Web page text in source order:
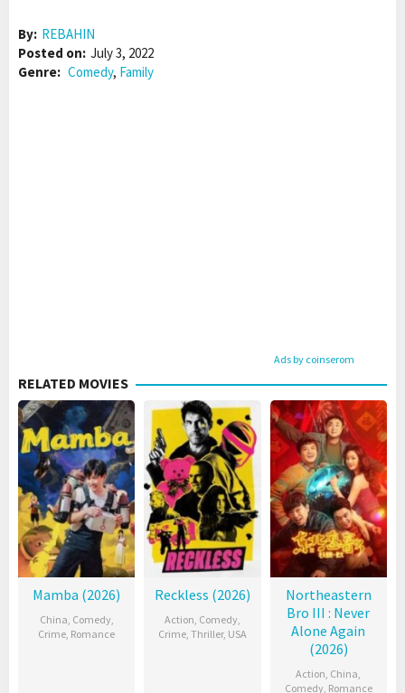
By: REBAHIN
Posted on: July 3, 2022
Genre: Comedy, Family
Ads by coinserom
RELATED MOVIES
Mamba (2026)
China, Comedy,
Crime, Romance
Reckless (2026)
Action, Comedy,
Crime, Thriller, USA
Northeastern
Bro III : Never
Alone Again
(2026)
Action, China,
Comedy, Romance